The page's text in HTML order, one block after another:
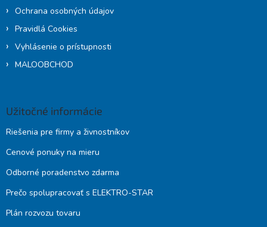
Ochrana osobných údajov
Pravidlá Cookies
Vyhlásenie o prístupnosti
MALOOBCHOD
Užitočné informácie
Riešenia pre firmy a živnostníkov
Cenové ponuky na mieru
Odborné poradenstvo zdarma
Prečo spolupracovať s ELEKTRO-STAR
Plán rozvozu tovaru